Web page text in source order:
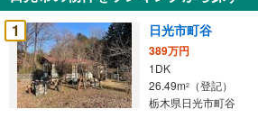
受
け
取
る
・
1
日光市町谷
389万円
1DK
26.49m2
（登記）
栃木県日光市町谷